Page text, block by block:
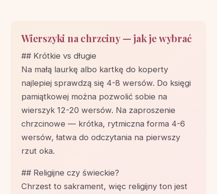
Wierszyki na chrzciny — jak je wybrać
## Krótkie vs długie
Na małą laurkę albo kartkę do koperty
najlepiej sprawdzą się 4-8 wersów. Do księgi
pamiątkowej można pozwolić sobie na
wierszyk 12-20 wersów. Na zaproszenie
chrzcinowe — krótka, rytmiczna forma 4-6
wersów, łatwa do odczytania na pierwszy
rzut oka.
## Religijne czy świeckie?
Chrzest to sakrament, więc religijny ton jest